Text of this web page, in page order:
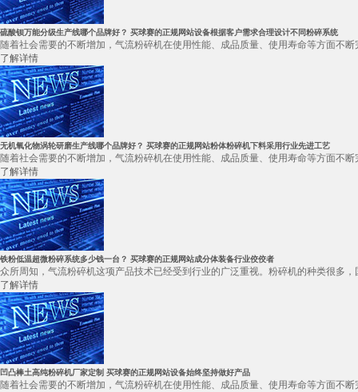
硫酸钡万能分级生产线哪个品牌好？ 买球赛的正规网站设备根据客户需求合理设计不同粉碎系统
随着社会需要的不断增加，气流粉碎机在使用性能、成品质量、使用寿命等方面不
了解详情
无机氧化物涡轮研磨生产线哪个品牌好？ 买球赛的正规网站粉体粉碎机下料采用行业先进工艺
随着社会需要的不断增加，气流粉碎机在使用性能、成品质量、使用寿命等方面不
了解详情
铁粉低温超微粉碎系统多少钱一台？ 买球赛的正规网站成分体装备行业佼佼者
众所周知，气流粉碎机这项产品技术已经受到行业的广泛重视。粉碎机的种类很多
了解详情
凹凸棒土高纯粉碎机厂家定制 买球赛的正规网站设备始终坚持做好产品
随着社会需要的不断增加，气流粉碎机在使用性能、成品质量、使用寿命等方面不